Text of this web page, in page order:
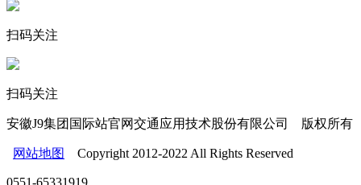
扫码关注
扫码关注
安徽J9集团国际站官网交通应用技术股份有限公司 版权所有
网站地图 Copyright 2012-2022 All Rights Reserved
0551-65331919